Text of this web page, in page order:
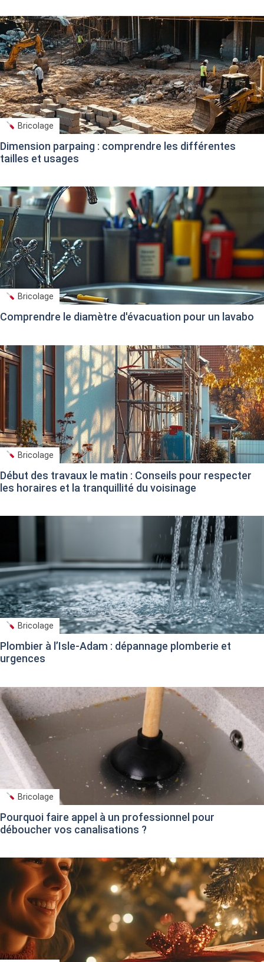
Bricolage
Dimension parpaing : comprendre les différentes
tailles et usages
Bricolage
Comprendre le diamètre d'évacuation pour un lavabo
Bricolage
Début des travaux le matin : Conseils pour respecter
les horaires et la tranquillité du voisinage
Bricolage
Plombier à l’Isle-Adam : dépannage plomberie et
urgences
Bricolage
Pourquoi faire appel à un professionnel pour
déboucher vos canalisations ?